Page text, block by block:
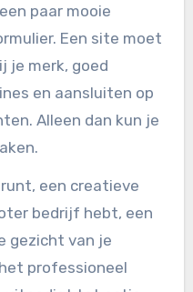
paar mooie
Een site moet
je merk, goed
en aansluiten op
Alleen dan kun je
een creatieve
bedrijf hebt, een
gezicht van je
professioneel